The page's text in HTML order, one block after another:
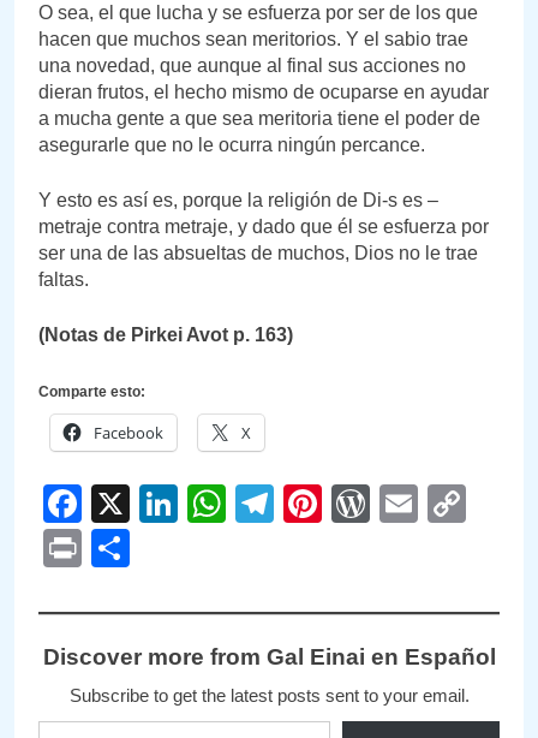
O sea, el que lucha y se esfuerza por ser de los que
hacen que muchos sean meritorios. Y el sabio trae
una novedad, que aunque al final sus acciones no
dieran frutos, el hecho mismo de ocuparse en ayudar
a mucha gente a que sea meritoria tiene el poder de
asegurarle que no le ocurra ningún percance.
Y esto es así es, porque la religión de Di-s es –
metraje contra metraje, y dado que él se esfuerza por
ser una de las absueltas de muchos, Dios no le trae
faltas.
(Notas de Pirkei Avot p. 163)
Comparte esto:
Facebook X
Facebook
X LinkedIn
WhatsApp
Telegram
Pinterest
Email
Print
Discover more from Gal Einai en Español
Subscribe to get the latest posts sent to your email.
Type your email…